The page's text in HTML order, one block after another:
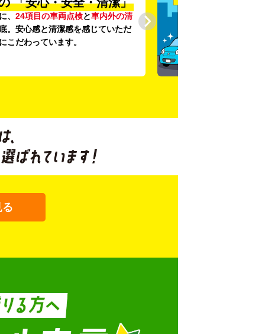
、 24項目の車両点検と車内外の清
。安心感と清潔感を感じていただ
こだわっています。